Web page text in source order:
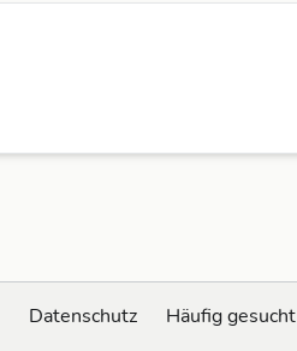
Datenschutz Häufig gesucht